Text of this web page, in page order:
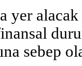
yer
sebep